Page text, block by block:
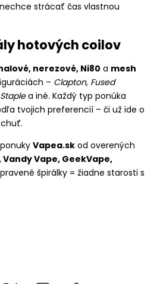
strácať čas vlastnou
hotových coilov
nerezové, Ni80 a mesh
– Clapton, Fused
a iné. Každý typ ponúka
tvojich preferencií – či už ide o
Vapea.sk od overených
Vandy Vape, GeekVape,
špirálky = žiadne starosti s